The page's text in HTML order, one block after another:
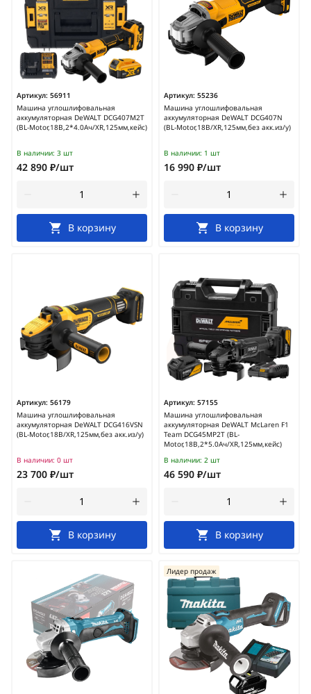
Артикул: 56911
Машина углошлифовальная
аккумуляторная DeWALT DCG407M2T
(BL-Motor,18В,2*4.0Ач/XR,125мм,кейс)
В наличии: 3 шт
42 890 ₽/шт
В корзину
Артикул: 55236
Машина углошлифовальная
аккумуляторная DeWALT DCG407N
(BL-Motor,18В/XR,125мм,без акк.из/у)
В наличии: 1 шт
16 990 ₽/шт
В корзину
Артикул: 56179
Машина углошлифовальная
аккумуляторная DeWALT DCG416VSN
(BL-Motor,18В/XR,125мм,без акк.из/у)
В наличии: 0 шт
23 700 ₽/шт
В корзину
Артикул: 57155
Машина углошлифовальная
аккумуляторная DeWALT McLaren F1
Team DCG45MP2T (BL-
Motor,18В,2*5.0Ач/XR,125мм,кейс)
В наличии: 2 шт
46 590 ₽/шт
В корзину
Лидер продаж